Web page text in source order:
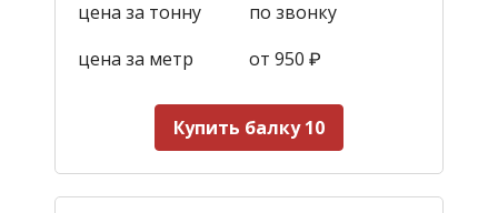
цена за тонну
по звонку
цена за метр
от 950 ₽
Купить балку 10